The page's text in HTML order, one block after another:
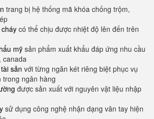
trang bị hệ thống mã khóa chống trộm,
có thể chịu được nhiệt độ lên đến trên
mỹsản phẩm xuất khẩu đáp ứng nhu cầu
canada
sản với từng ngăn két riêng biệt phục vụ
trong ngân hàng
được sản xuất với nguyên vật liệu nhập
sử dụng công nghệ nhận dạng vân tay hiện